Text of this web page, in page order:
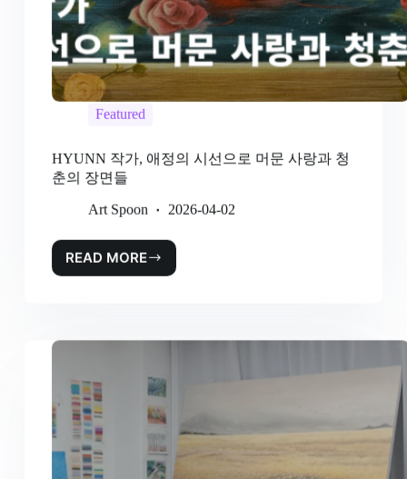
Featured
HYUNN 작가, 애정의 시선으로 머문 사랑과 청
춘의 장면들
Art Spoon 2026-04-02
READ MORE